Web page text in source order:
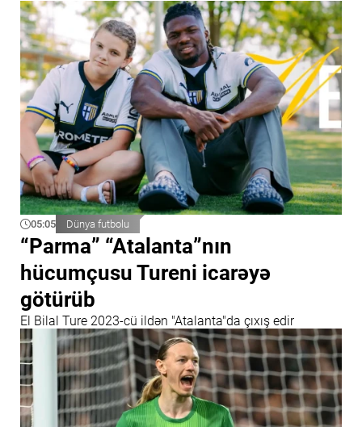
05:05 Dünya futbolu
“Parma” “Atalanta”nın
hücumçusu Tureni icarəyə
götürüb
El Bilal Ture 2023-cü ildən "Atalanta"da çıxış edir